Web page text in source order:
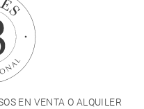
EN VENTA O ALQUILER